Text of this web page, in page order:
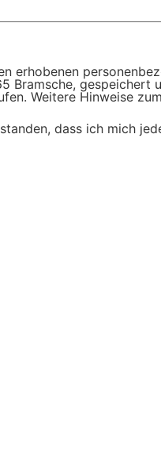
erhobenen
gespeichert
Weitere Hinweise
dass ich mich